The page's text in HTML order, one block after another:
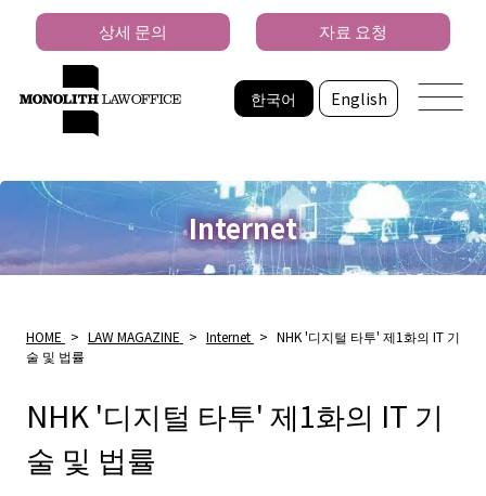
한국어 English
상세 문의 자료 요청
Internet
HOME > LAW MAGAZINE > Internet > NHK '디지털 타투' 제1화의 IT 기
술 및 법률
NHK '디지털 타투' 제1화의 IT 기
술 및 법률